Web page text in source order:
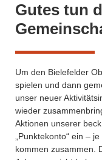
Gutes tun
Um den Bielefelder
spielen und dann
unser neuer
wieder
Aktionen unserer
„Punktekonto“ ein –
kommen zusammen.